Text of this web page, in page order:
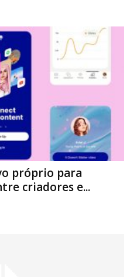
próprio para
criadores e...